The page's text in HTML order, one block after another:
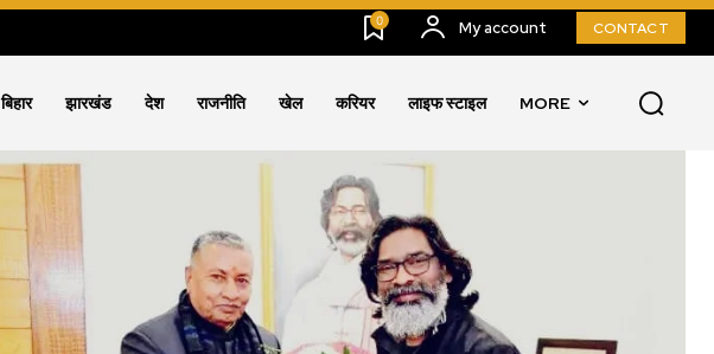
0 My account CONTACT
बिहार झारखंड देश राजनीति खेल करियर लाइफ स्टाइल MORE